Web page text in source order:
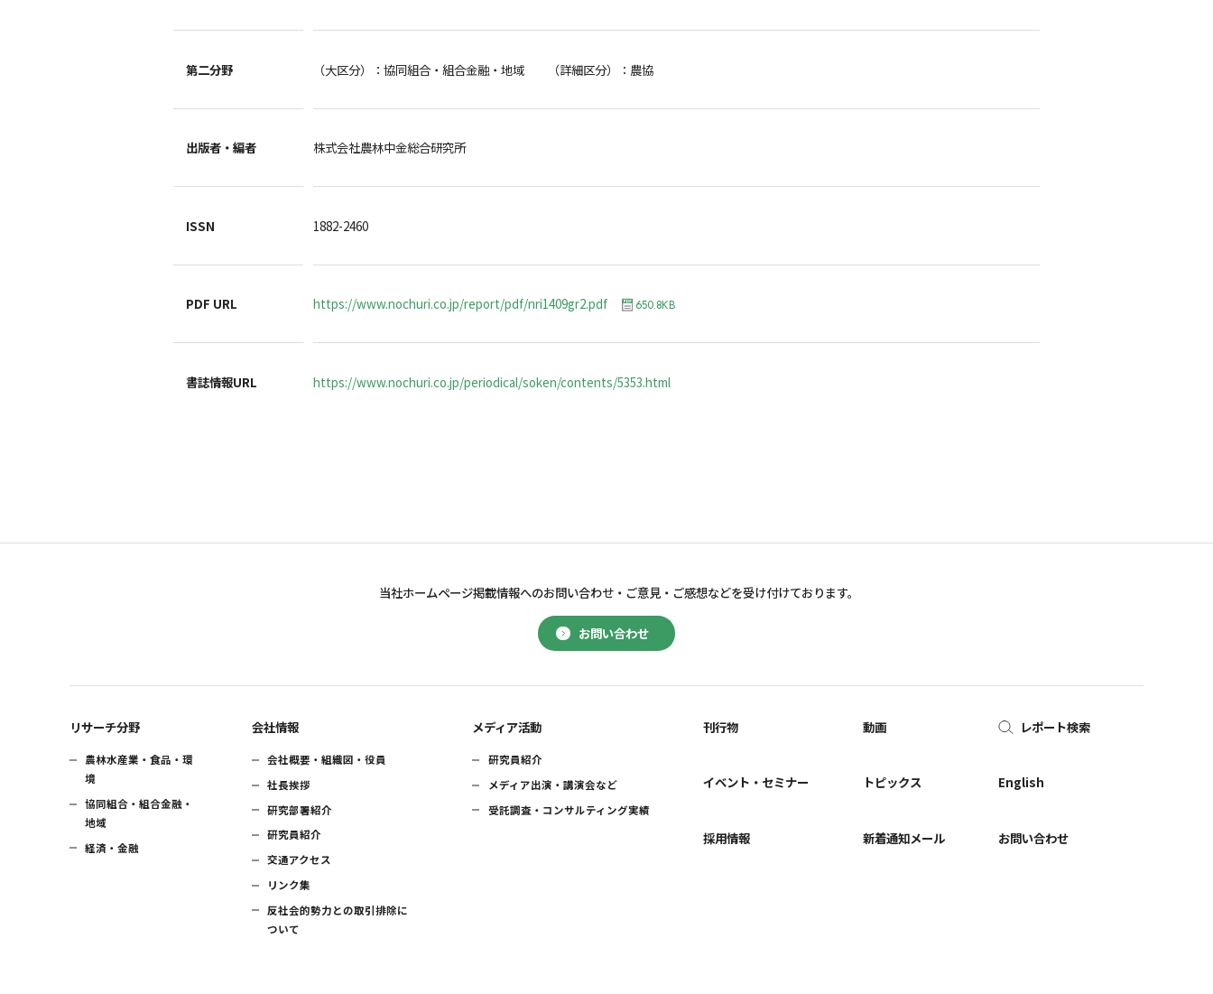
第二分野 （大区分）：協同組合・組合金融・地域 （詳細区分）：農協
出版者・編者 株式会社農林中金総合研究所
ISSN 1882-2460
PDF URL https://www.nochuri.co.jp/report/pdf/nri1409gr2.pdf 650.8KB
書誌情報URL https://www.nochuri.co.jp/periodical/soken/contents/5353.html
お問い合わせ
当社ホームページ掲載情報へのお問い合わせ・ ご意見・ご感想などを受け付けております。
リサーチ分野
農林水産業・食品・環
境
協同組合・組合金融・
地域
経済・金融
会社情報
会社概要・組織図・役員
社長挨拶
研究部署紹介
研究員紹介
交通アクセス
リンク集
反社会的勢力との取引排除に
ついて
メディア活動
研究員紹介
メディア出演・講演会など
受託調査・コンサルティング実績
刊行物
イベント・セミナー
採用情報
動画
トピックス
新着通知メール
レポート検索
English
お問い合わせ